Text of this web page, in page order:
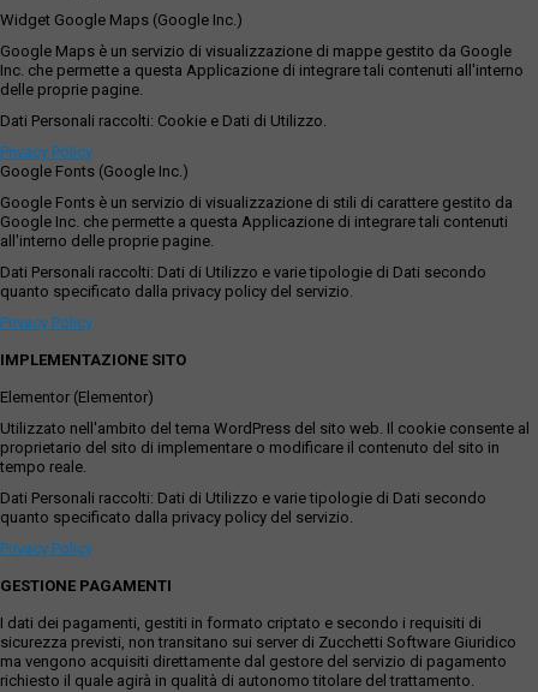
Widget Google Maps (Google Inc.)
Google Maps è un servizio di visualizzazione di mappe gestito da Google
Inc. che permette a questa Applicazione di integrare tali contenuti all'interno
delle proprie pagine.
Dati Personali raccolti: Cookie e Dati di Utilizzo.
Privacy Policy
Google Fonts (Google Inc.)
Google Fonts è un servizio di visualizzazione di stili di carattere gestito da
Google Inc. che permette a questa Applicazione di integrare tali contenuti
all'interno delle proprie pagine.
Dati Personali raccolti: Dati di Utilizzo e varie tipologie di Dati secondo
quanto specificato dalla privacy policy del servizio.
Privacy Policy
IMPLEMENTAZIONE SITO
Elementor (Elementor)
Utilizzato nell'ambito del tema WordPress del sito web. Il cookie consente al
proprietario del sito di implementare o modificare il contenuto del sito in
tempo reale.
Dati Personali raccolti: Dati di Utilizzo e varie tipologie di Dati secondo
quanto specificato dalla privacy policy del servizio.
Privacy Policy
GESTIONE PAGAMENTI
I dati dei pagamenti, gestiti in formato criptato e secondo i requisiti di
sicurezza previsti, non transitano sui server di Zucchetti Software Giuridico
ma vengono acquisiti direttamente dal gestore del servizio di pagamento
richiesto il quale agirà in qualità di autonomo titolare del trattamento.